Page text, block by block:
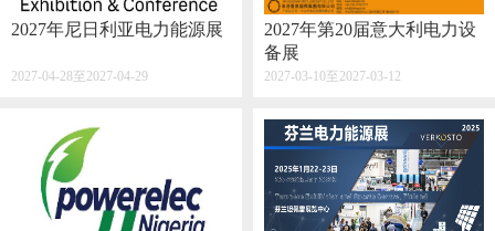
2027年尼日利亚电力能源展
2027-04-28至2027-04-29
2027年第20届意大利电力设
备展
2027-03-10至2027-03-12